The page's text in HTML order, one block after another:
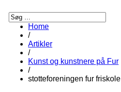
Home
/
Artikler
/
Kunst og kunstnere på Fur
/
stotteforeningen fur friskole